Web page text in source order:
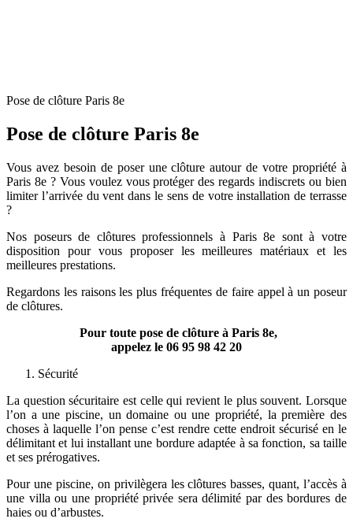
Pose de clôture Paris 8e
Pose de clôture Paris 8e
Vous avez besoin de poser une clôture autour de votre propriété à
Paris 8e ? Vous voulez vous protéger des regards indiscrets ou bien
limiter l’arrivée du vent dans le sens de votre installation de terrasse
?
Nos poseurs de clôtures professionnels à Paris 8e sont à votre
disposition pour vous proposer les meilleures matériaux et les
meilleures prestations.
Regardons les raisons les plus fréquentes de faire appel à un poseur
de clôtures.
Pour toute pose de clôture à Paris 8e,
appelez le 06 95 98 42 20
Sécurité
La question sécuritaire est celle qui revient le plus souvent. Lorsque
l’on a une piscine, un domaine ou une propriété, la première des
choses à laquelle l’on pense c’est rendre cette endroit sécurisé en le
délimitant et lui installant une bordure adaptée à sa fonction, sa taille
et ses prérogatives.
Pour une piscine, on privilègera les clôtures basses, quant, l’accès à
une villa ou une propriété privée sera délimité par des bordures de
haies ou d’arbustes.